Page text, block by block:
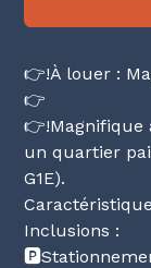
👉!À louer :
👉
👉!Magnifique
un quartier
G1E).
Inclusions :